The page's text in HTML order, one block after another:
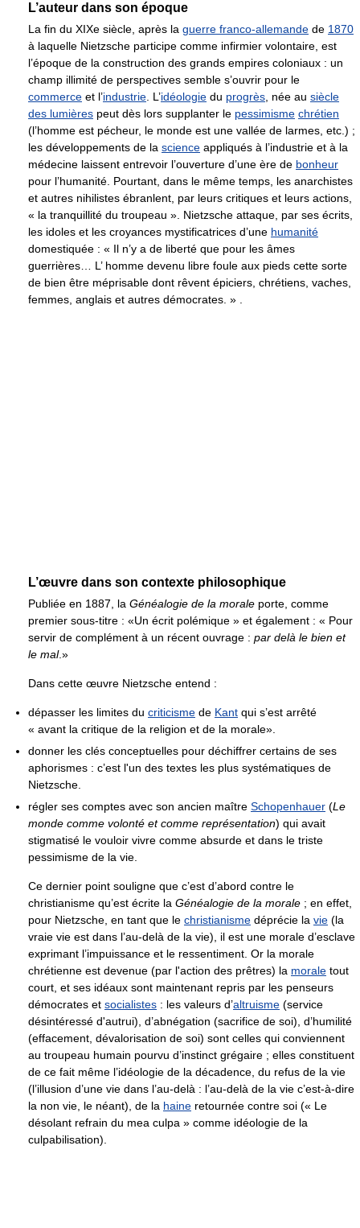
L’auteur dans son époque
La fin du XIXe siècle, après la guerre franco-allemande de 1870
à laquelle Nietzsche participe comme infirmier volontaire, est
l’époque de la construction des grands empires coloniaux : un
champ illimité de perspectives semble s’ouvrir pour le
commerce et l’industrie . L’idéologie du progrès , née au siècle
des lumières peut dès lors supplanter le pessimisme chrétien
(l’homme est pécheur, le monde est une vallée de larmes, etc.) ;
les développements de la science appliqués à l’industrie et à la
médecine laissent entrevoir l’ouverture d’une ère de bonheur
pour l’humanité. Pourtant, dans le même temps, les anarchistes
et autres nihilistes ébranlent, par leurs critiques et leurs actions,
« la tranquillité du troupeau ». Nietzsche attaque, par ses écrits,
les idoles et les croyances mystificatrices d’une humanité
domestiquée : « Il n’y a de liberté que pour les âmes
guerrières… L’ homme devenu libre foule aux pieds cette sorte
de bien être méprisable dont rêvent épiciers, chrétiens, vaches,
femmes, anglais et autres démocrates. » .
L’œuvre dans son contexte philosophique
Publiée en 1887, la Généalogie de la morale porte, comme
premier sous-titre : «Un écrit polémique » et également : « Pour
servir de complément à un récent ouvrage : par delà le bien et
le mal.»
Dans cette œuvre Nietzsche entend :
dépasser les limites du criticisme de Kant qui s’est arrêté
« avant la critique de la religion et de la morale».
donner les clés conceptuelles pour déchiffrer certains de ses
aphorismes : c’est l'un des textes les plus systématiques de
Nietzsche.
régler ses comptes avec son ancien maître Schopenhauer (Le
monde comme volonté et comme représentation) qui avait
stigmatisé le vouloir vivre comme absurde et dans le triste
pessimisme de la vie.
Ce dernier point souligne que c’est d’abord contre le
christianisme qu’est écrite la Généalogie de la morale ; en effet,
pour Nietzsche, en tant que le christianisme déprécie la vie (la
vraie vie est dans l’au-delà de la vie), il est une morale d’esclave
exprimant l’impuissance et le ressentiment. Or la morale
chrétienne est devenue (par l'action des prêtres) la morale tout
court, et ses idéaux sont maintenant repris par les penseurs
démocrates et socialistes : les valeurs d’altruisme (service
désintéressé d'autrui), d’abnégation (sacrifice de soi), d’humilité
(effacement, dévalorisation de soi) sont celles qui conviennent
au troupeau humain pourvu d’instinct grégaire ; elles constituent
de ce fait même l’idéologie de la décadence, du refus de la vie
(l’illusion d’une vie dans l’au-delà : l’au-delà de la vie c’est-à-dire
la non vie, le néant), de la haine retournée contre soi (« Le
désolant refrain du mea culpa » comme idéologie de la
culpabilisation).